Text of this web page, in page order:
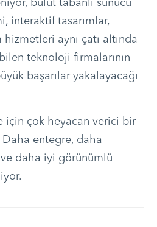
bulut tabanlı sunucu
interaktif tasarımlar,
hizmetleri aynı çatı altında
teknoloji firmalarının
başarılar yakalayacağı
için çok heyacan verici bir
entegre, daha
ve daha iyi görünümlü